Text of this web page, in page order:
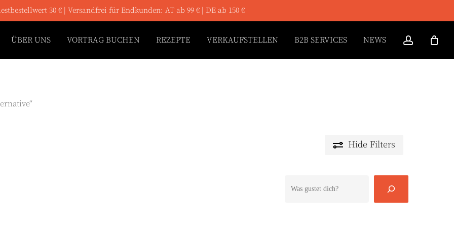
30 € | Versandfrei für Endkunden: AT ab 99 € | DE ab 150 €
ÜBER UNS VORTRAG BUCHEN REZEPTE VERKAUFSTELLEN B2B SERVICES NEWS
Hide Filters